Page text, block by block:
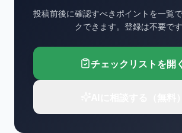
投稿前後に確認すべきポイントを一覧
クできます。登録は不要です
チェックリストを開く